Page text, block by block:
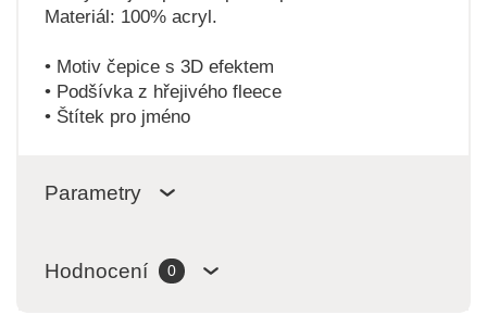
Materiál: 100% acryl.
• Motiv čepice s 3D efektem
• Podšívka z hřejivého fleece
• Štítek pro jméno
Parametry
Hodnocení 0